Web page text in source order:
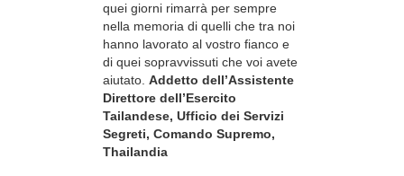
quei giorni rimarrà per sempre
nella memoria di quelli che tra noi
hanno lavorato al vostro fianco e
di quei sopravvissuti che voi avete
aiutato. Addetto dell’Assistente
Direttore dell’Esercito
Tailandese, Ufficio dei Servizi
Segreti, Comando Supremo,
Thailandia